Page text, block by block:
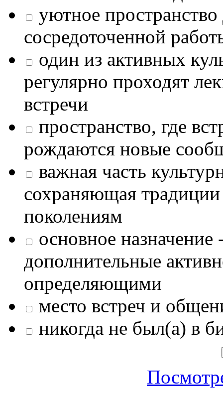
уютное
сосредоточенной
один из активных
регулярно проходят
встречи
пространство, где
рождаются новые
важная часть
сохраняющая
поколениям
основное назначение
дополнительные
определяющими
место встреч и
никогда не был(а) в